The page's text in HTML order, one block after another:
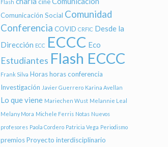
Flash
Comunicación Social Comunidad
Conferencia COVID CRFIC Desde la
Dirección ECC ECCC Eco
Estudiantes Flash ECCC
Frank Silva Horas horas conferencia
Investigación Javier Guerrero Karina Avellan
Lo que viene Mariechen Wust Melannie Leal
Melany Mora Michele Ferris Notas Nuevos
profesores Paola Cordero Patricia Vega Periodismo
premios Proyecto interdisciplinario